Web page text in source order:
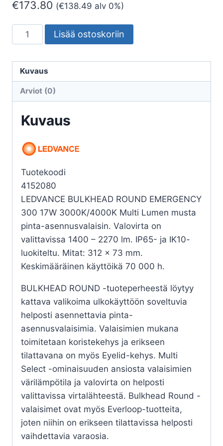
€173.80 (€138.49 alv 0%)
PINTA-
ASENNUSVALAISIN
BLKH
RD
CCT
MU
määrä
Lisää ostoskoriin
Kuvaus
Arviot (0)
Kuvaus
Tuotekoodi
4152080
LEDVANCE BULKHEAD ROUND EMERGENCY
300 17W 3000K/4000K Multi Lumen musta
pinta-asennusvalaisin. Valovirta on
valittavissa 1400 – 2270 lm. IP65- ja IK10-
luokiteltu. Mitat: 312 x 73 mm.
Keskimääräinen käyttöikä 70 000 h.
BULKHEAD ROUND -tuoteperheestä löytyy
kattava valikoima ulkokäyttöön soveltuvia
helposti asennettavia pinta-
asennusvalaisimia. Valaisimien mukana
toimitetaan koristekehys ja erikseen
tilattavana on myös Eyelid-kehys. Multi
Select -ominaisuuden ansiosta valaisimien
värilämpötila ja valovirta on helposti
valittavissa virtalähteestä. Bulkhead Round -
valaisimet ovat myös Everloop-tuotteita,
joten niihin on erikseen tilattavissa helposti
vaihdettavia varaosia.